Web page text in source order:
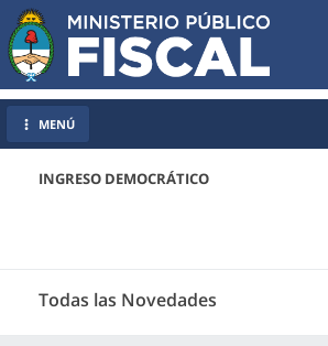
INGRESO DEMOCRÁTICO
Todas las Novedades
MENÚ